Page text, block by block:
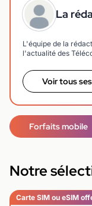
La
L'équipe de la
l'actualité des
Voir tous
Forfaits mobile
Notre
Carte SIM ou eSIM